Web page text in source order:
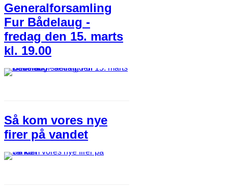
Generalforsamling
Fur Bådelaug -
fredag den 15. marts
kl. 19.00
Så kom vores nye
firer på vandet